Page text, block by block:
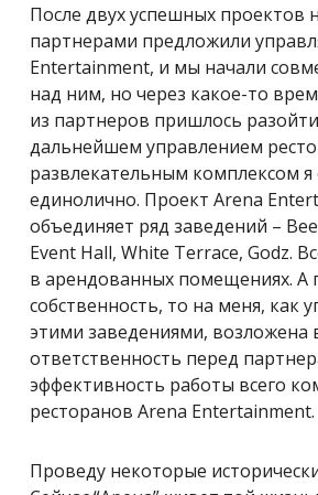
После двух успешных проектов
партнерами предложили
Entertainment, и мы начали
над ним, но через какое-то
из партнеров пришлось
дальнейшем управлением
развлекательным комплексом я
единолично. Проект Arena
объединяет ряд заведений –
Event Hall, White Terrace, Godz.
в арендованных помещениях. А
собственность, то на меня, как
этими заведениями, возложена
ответственность перед
эффективность работы всего
ресторанов Arena Entertainment.
Проведу некоторые